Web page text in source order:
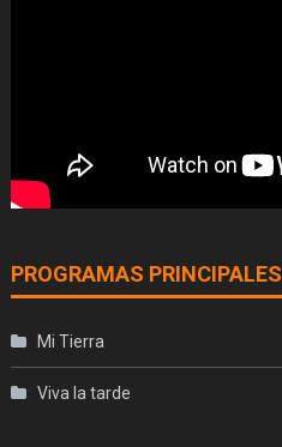
PROGRAMAS PRINCIPALES
Mi Tierra
Viva la tarde